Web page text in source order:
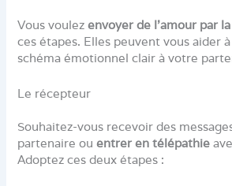
Vous voulezenvoyer de l’amour par
ces étapes. Elles peuvent vous aider
schéma émotionnel clair à votre
Le récepteur
Souhaitez-vous recevoir des
partenaire ouentrer en télépathie
Adoptez ces deux étapes :